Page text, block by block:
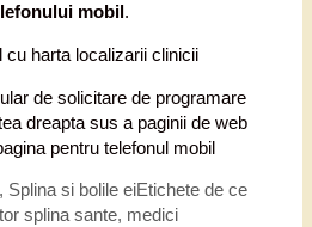
mobil .
cu harta localizarii clinicii
de solicitare de programare
dreapta sus a paginii de web
pentru telefonul mobil
, Splina si bolile eiEtichete de ce
splina sante, medici